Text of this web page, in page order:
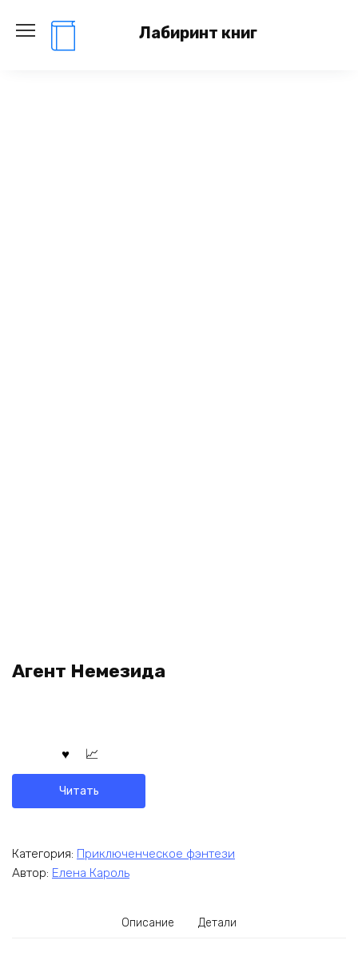
содержанию
Лабиринт книг
Агент Немезида
Читать
Категория: Приключенческое фэнтези
Автор: Елена Кароль
Описание Детали